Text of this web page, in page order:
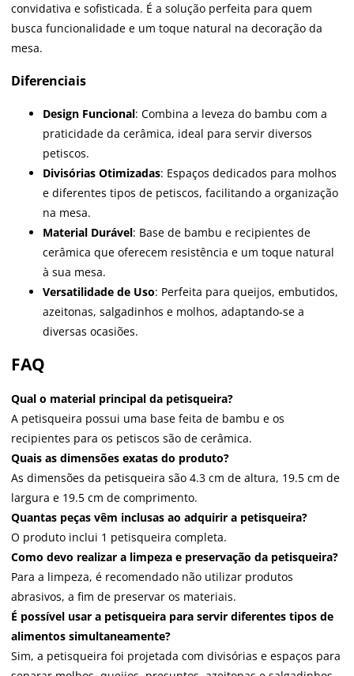
convidativa e sofisticada. É a solução perfeita para quem
busca funcionalidade e um toque natural na decoração da
mesa.
Diferenciais
Design Funcional: Combina a leveza do bambu com a
praticidade da cerâmica, ideal para servir diversos
petiscos.
Divisórias Otimizadas: Espaços dedicados para molhos
e diferentes tipos de petiscos, facilitando a organização
na mesa.
Material Durável: Base de bambu e recipientes de
cerâmica que oferecem resistência e um toque natural
à sua mesa.
Versatilidade de Uso: Perfeita para queijos, embutidos,
azeitonas, salgadinhos e molhos, adaptando-se a
diversas ocasiões.
FAQ
Qual o material principal da petisqueira?
A petisqueira possui uma base feita de bambu e os
recipientes para os petiscos são de cerâmica.
Quais as dimensões exatas do produto?
As dimensões da petisqueira são 4.3 cm de altura, 19.5 cm de
largura e 19.5 cm de comprimento.
Quantas peças vêm inclusas ao adquirir a petisqueira?
O produto inclui 1 petisqueira completa.
Como devo realizar a limpeza e preservação da petisqueira?
Para a limpeza, é recomendado não utilizar produtos
abrasivos, a fim de preservar os materiais.
É possível usar a petisqueira para servir diferentes tipos de
alimentos simultaneamente?
Sim, a petisqueira foi projetada com divisórias e espaços para